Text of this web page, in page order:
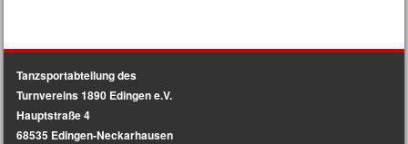
Tanzsportabteilung des
Turnvereins 1890 Edingen e.V.
Hauptstraße 4
68535 Edingen-Neckarhausen